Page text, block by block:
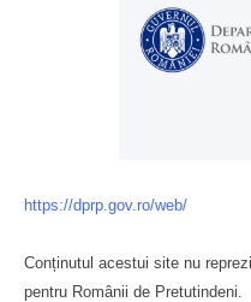
https://dprp.gov.ro/web/
Conținutul acestui site nu
pentru Românii de Pretutindeni.